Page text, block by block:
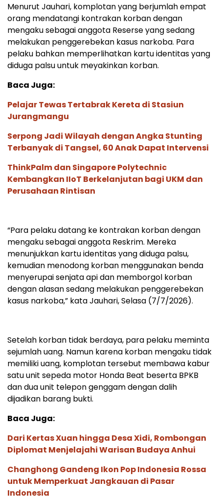
Menurut Jauhari, komplotan yang berjumlah empat
orang mendatangi kontrakan korban dengan
mengaku sebagai anggota Reserse yang sedang
melakukan penggerebekan kasus narkoba. Para
pelaku bahkan memperlihatkan kartu identitas yang
diduga palsu untuk meyakinkan korban.
Baca Juga:
Pelajar Tewas Tertabrak Kereta di Stasiun
Jurangmangu
Serpong Jadi Wilayah dengan Angka Stunting
Terbanyak di Tangsel, 60 Anak Dapat Intervensi
ThinkPalm dan Singapore Polytechnic
Kembangkan IIoT Berkelanjutan bagi UKM dan
Perusahaan Rintisan
“Para pelaku datang ke kontrakan korban dengan
mengaku sebagai anggota Reskrim. Mereka
menunjukkan kartu identitas yang diduga palsu,
kemudian menodong korban menggunakan benda
menyerupai senjata api dan memborgol korban
dengan alasan sedang melakukan penggerebekan
kasus narkoba,” kata Jauhari, Selasa (7/7/2026).
Setelah korban tidak berdaya, para pelaku meminta
sejumlah uang. Namun karena korban mengaku tidak
memiliki uang, komplotan tersebut membawa kabur
satu unit sepeda motor Honda Beat beserta BPKB
dan dua unit telepon genggam dengan dalih
dijadikan barang bukti.
Baca Juga:
Dari Kertas Xuan hingga Desa Xidi, Rombongan
Diplomat Menjelajahi Warisan Budaya Anhui
Changhong Gandeng Ikon Pop Indonesia Rossa
untuk Memperkuat Jangkauan di Pasar
Indonesia